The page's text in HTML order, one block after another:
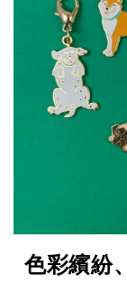
色彩繽紛